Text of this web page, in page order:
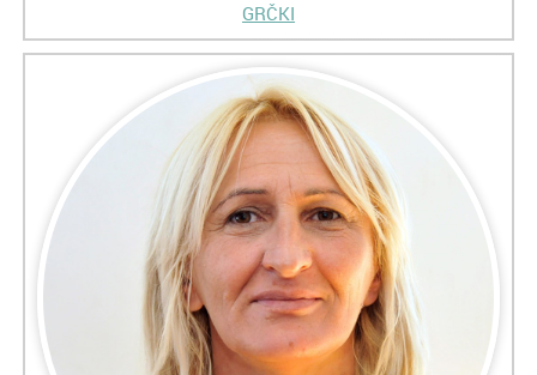
GRČKI